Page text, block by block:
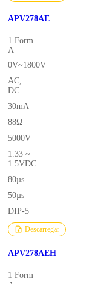
APV278AE
1 Form
A
(SPST-
NO)
0V~1800V
AC,
DC
30mA
88Ω
5000V
1.33 ~
1.5VDC
80µs
50µs
DIP-5
Descarregar
APV278AEH
1 Form